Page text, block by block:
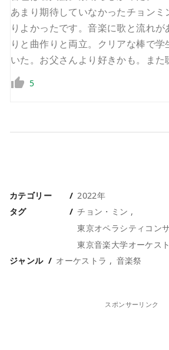
あまり期待していなかったチョン
りよかったです。音楽に歌と流れ
りと曲作りと両立。クリアな棒で
いた。お父さんより好きかも。また
5
カテゴリー
2022年
タグ
チョン・ミン
東京オペラシティコン
東京音楽大学オーケス
ジャンル
オーケストラ 音楽祭
スポンサーリンク